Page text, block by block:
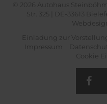
© 2026 Autohaus
Str. 325 | DE-33613
Einladung zur
Impressum
Cookie